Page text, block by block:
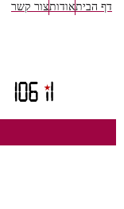
דף הביתאודותצור קשר